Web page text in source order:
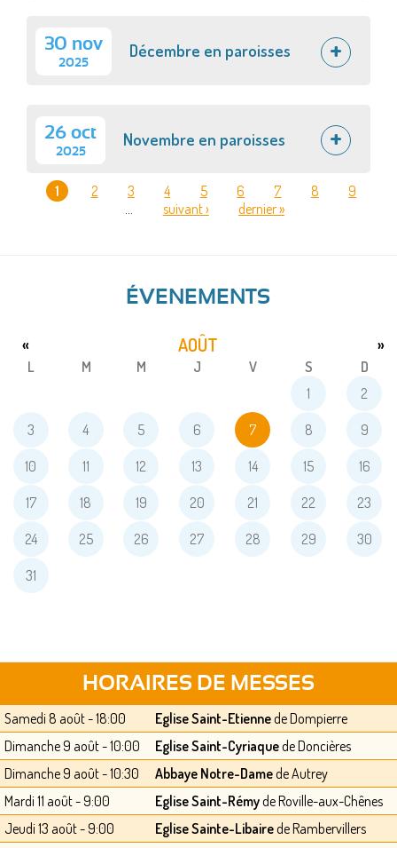
30 nov
2025
Décembre en paroisses
26 oct
2025
Novembre en paroisses
1 2 3 4 5 6 7 8
9
…
suivant › dernier »
ÉVENEMENTS
AOÛT
« »
L M M J V S
D
1
2
3 4 5 6 7 8 9
10 11 12 13 14 15 16
17 18 19 20 21 22 23
24 25 26 27 28 29 30
31
HORAIRES DE MESSES
Samedi 8 août - 18:00 Eglise Saint-Etiennede Dompierre
Dimanche 9 août - 10:00
Eglise Saint-Cyriaquede Doncières
Dimanche 9 août - 10:30
Abbaye Notre-Damede Autrey
Mardi 11 août - 9:00
Eglise Saint-Rémyde Roville-aux-Chênes
Jeudi 13 août - 9:00
Eglise Sainte-Libairede Rambervillers